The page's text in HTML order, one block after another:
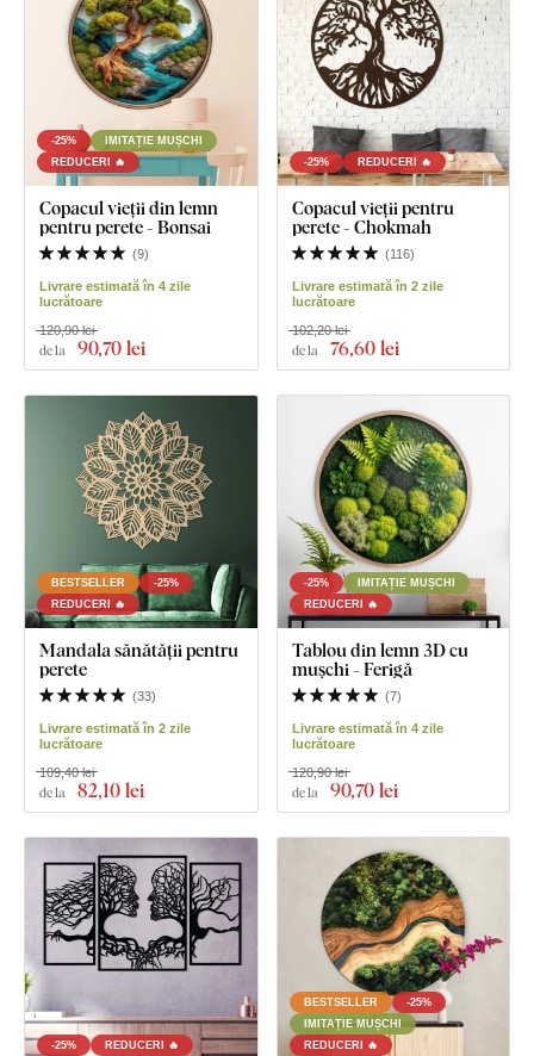
-25%
IMITAȚIE MUȘCHI
REDUCERI 🔥
Copacul vieții din lemn
pentru perete - Bonsai
(9)
Livrare estimată în 4 zile
lucrătoare
de la 90,70 lei
120,90 lei
-25% REDUCERI 🔥
Copacul vieții pentru
perete - Chokmah
(116)
Livrare estimată în 2 zile
lucrătoare
de la 76,60 lei
102,20 lei
BESTSELLER
-25%
REDUCERI 🔥
Mandala sănătății pentru
perete
(33)
Livrare estimată în 2 zile
lucrătoare
de la 82,10 lei
109,40 lei
-25%
IMITAȚIE MUȘCHI
REDUCERI 🔥
Tablou din lemn 3D cu
mușchi - Ferigă
(7)
Livrare estimată în 4 zile
lucrătoare
de la 90,70 lei
120,90 lei
-25% REDUCERI 🔥
BESTSELLER
-25%
IMITAȚIE MUȘCHI
REDUCERI 🔥